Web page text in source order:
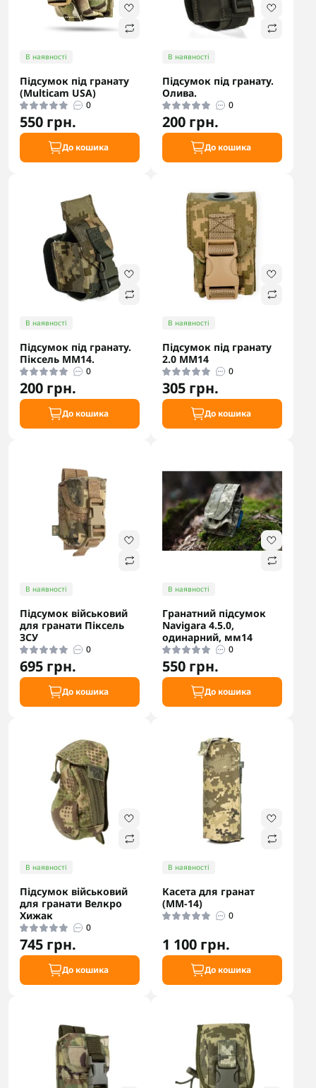
В наявності
Підсумок під гранату
(Multicam USA)
0
550 грн.
До кошика
В наявності
Підсумок під гранату.
Олива.
0
200 грн.
До кошика
В наявності
Підсумок під гранату.
Піксель ММ14.
0
200 грн.
До кошика
В наявності
Підсумок під гранату
2.0 ММ14
0
305 грн.
До кошика
В наявності
Підсумок військовий
для гранати Піксель
ЗСУ
0
695 грн.
До кошика
В наявності
Гранатний підсумок
Navigara 4.5.0,
одинарний, мм14
0
550 грн.
До кошика
В наявності
Підсумок військовий
для гранати Велкро
Хижак
0
745 грн.
До кошика
В наявності
Касета для гранат
(ММ-14)
0
1 100 грн.
До кошика